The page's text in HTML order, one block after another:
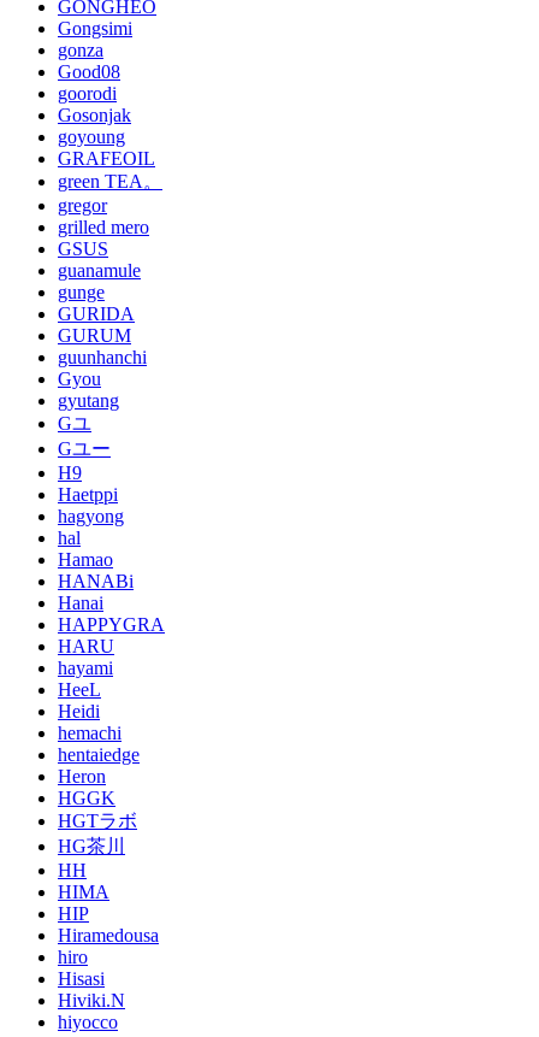
GONGHEO
Gongsimi
gonza
Good08
goorodi
Gosonjak
goyoung
GRAFEOIL
green TEA。
gregor
grilled mero
GSUS
guanamule
gunge
GURIDA
GURUM
guunhanchi
Gyou
gyutang
Gユ
Gユー
H9
Haetppi
hagyong
hal
Hamao
HANABi
Hanai
HAPPYGRA
HARU
hayami
HeeL
Heidi
hemachi
hentaiedge
Heron
HGGK
HGTラボ
HG茶川
HH
HIMA
HIP
Hiramedousa
hiro
Hisasi
Hiviki.N
hiyocco